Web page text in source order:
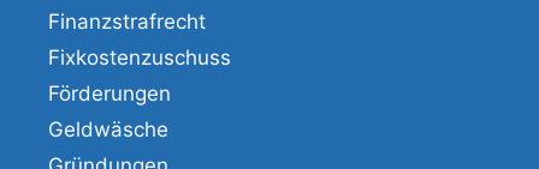
Finanzstrafrecht
Fixkostenzuschuss
Förderungen
Geldwäsche